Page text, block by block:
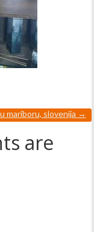
mariboru, slovenija →
are